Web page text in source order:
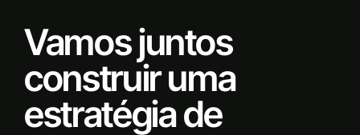
Vamos juntos
construir uma
estratégia de